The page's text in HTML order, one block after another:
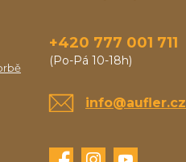
+420 777 001 711
(Po-Pá 10-18h)
info@aufler.cz